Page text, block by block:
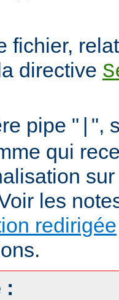
fichier,
directive
pipe " ",
qui
les
redirigée
: